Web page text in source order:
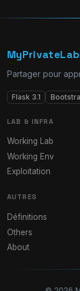
MyPrivateLab
Partager pour
Flask 3.1
LAB & INFRA
Working Lab
Working Env
Exploitation
AUTRES
Définitions
Others
About